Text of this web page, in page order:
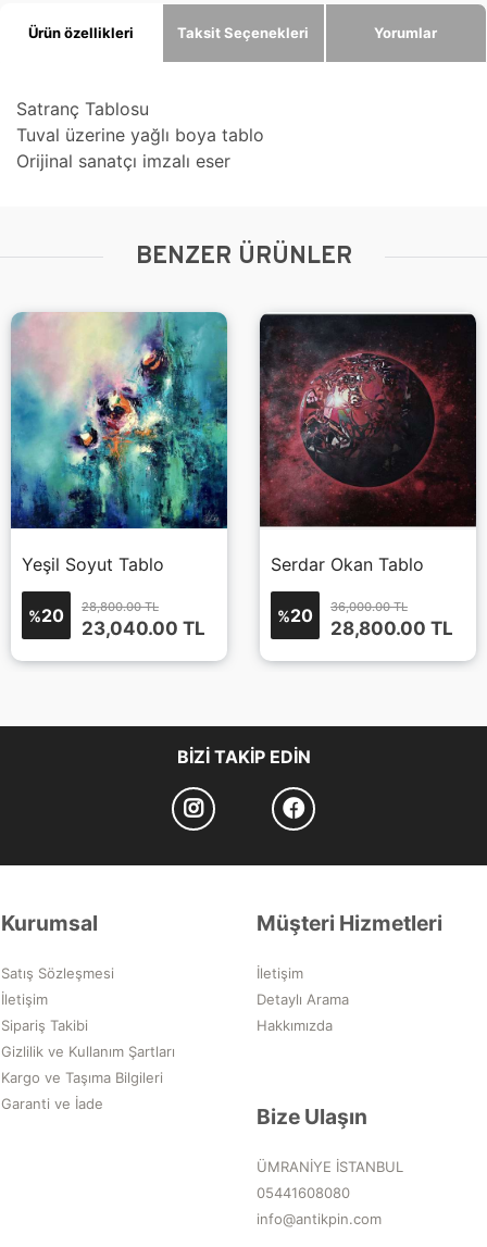
Ürün özellikleri Taksit Seçenekleri Yorumlar
Satranç Tablosu
Tuval üzerine yağlı boya tablo
Orijinal sanatçı imzalı eser
BENZER ÜRÜNLER
Yeşil Soyut Tablo
%20 28,800.00 TL
23,040.00 TL
Serdar Okan Tablo
%20 36,000.00 TL
28,800.00 TL
BIZI TAKIP EDIN
Kurumsal
Satış Sözleşmesi
İletişim
Sipariş Takibi
Gizlilik ve Kullanım Şartları
Kargo ve Taşıma Bilgileri
Garanti ve İade
Müşteri Hizmetleri
İletişim
Detaylı Arama
Hakkımızda
Bize Ulaşın
ÜMRANİYE İSTANBUL
05441608080
info@antikpin.com